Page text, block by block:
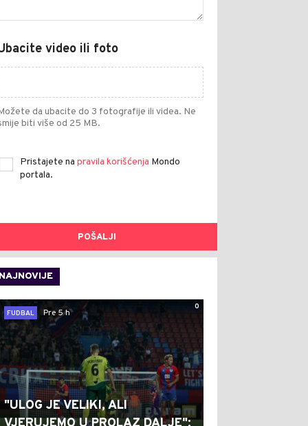
video ili foto
da ubacite do 3 fotografije ili videa. Ne
biti više od 25 MB.
Pristajete na pravila korišćenja Mondo
portala.
POŠALJI
NAJNOVIJE
0
FUDBAL
Pre 5 h
"ULOG JE VELIKI, ALI